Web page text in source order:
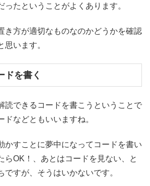
ったということがよくあります。
き方が適切なものなのかどうかを確認
思います。
ドを書く
読できるコードを書こうということで
ドなどともいいますね。
かすことに夢中になってコードを書い
らOK！、あとはコードを見ない、と
ですが、そうはいかないです。